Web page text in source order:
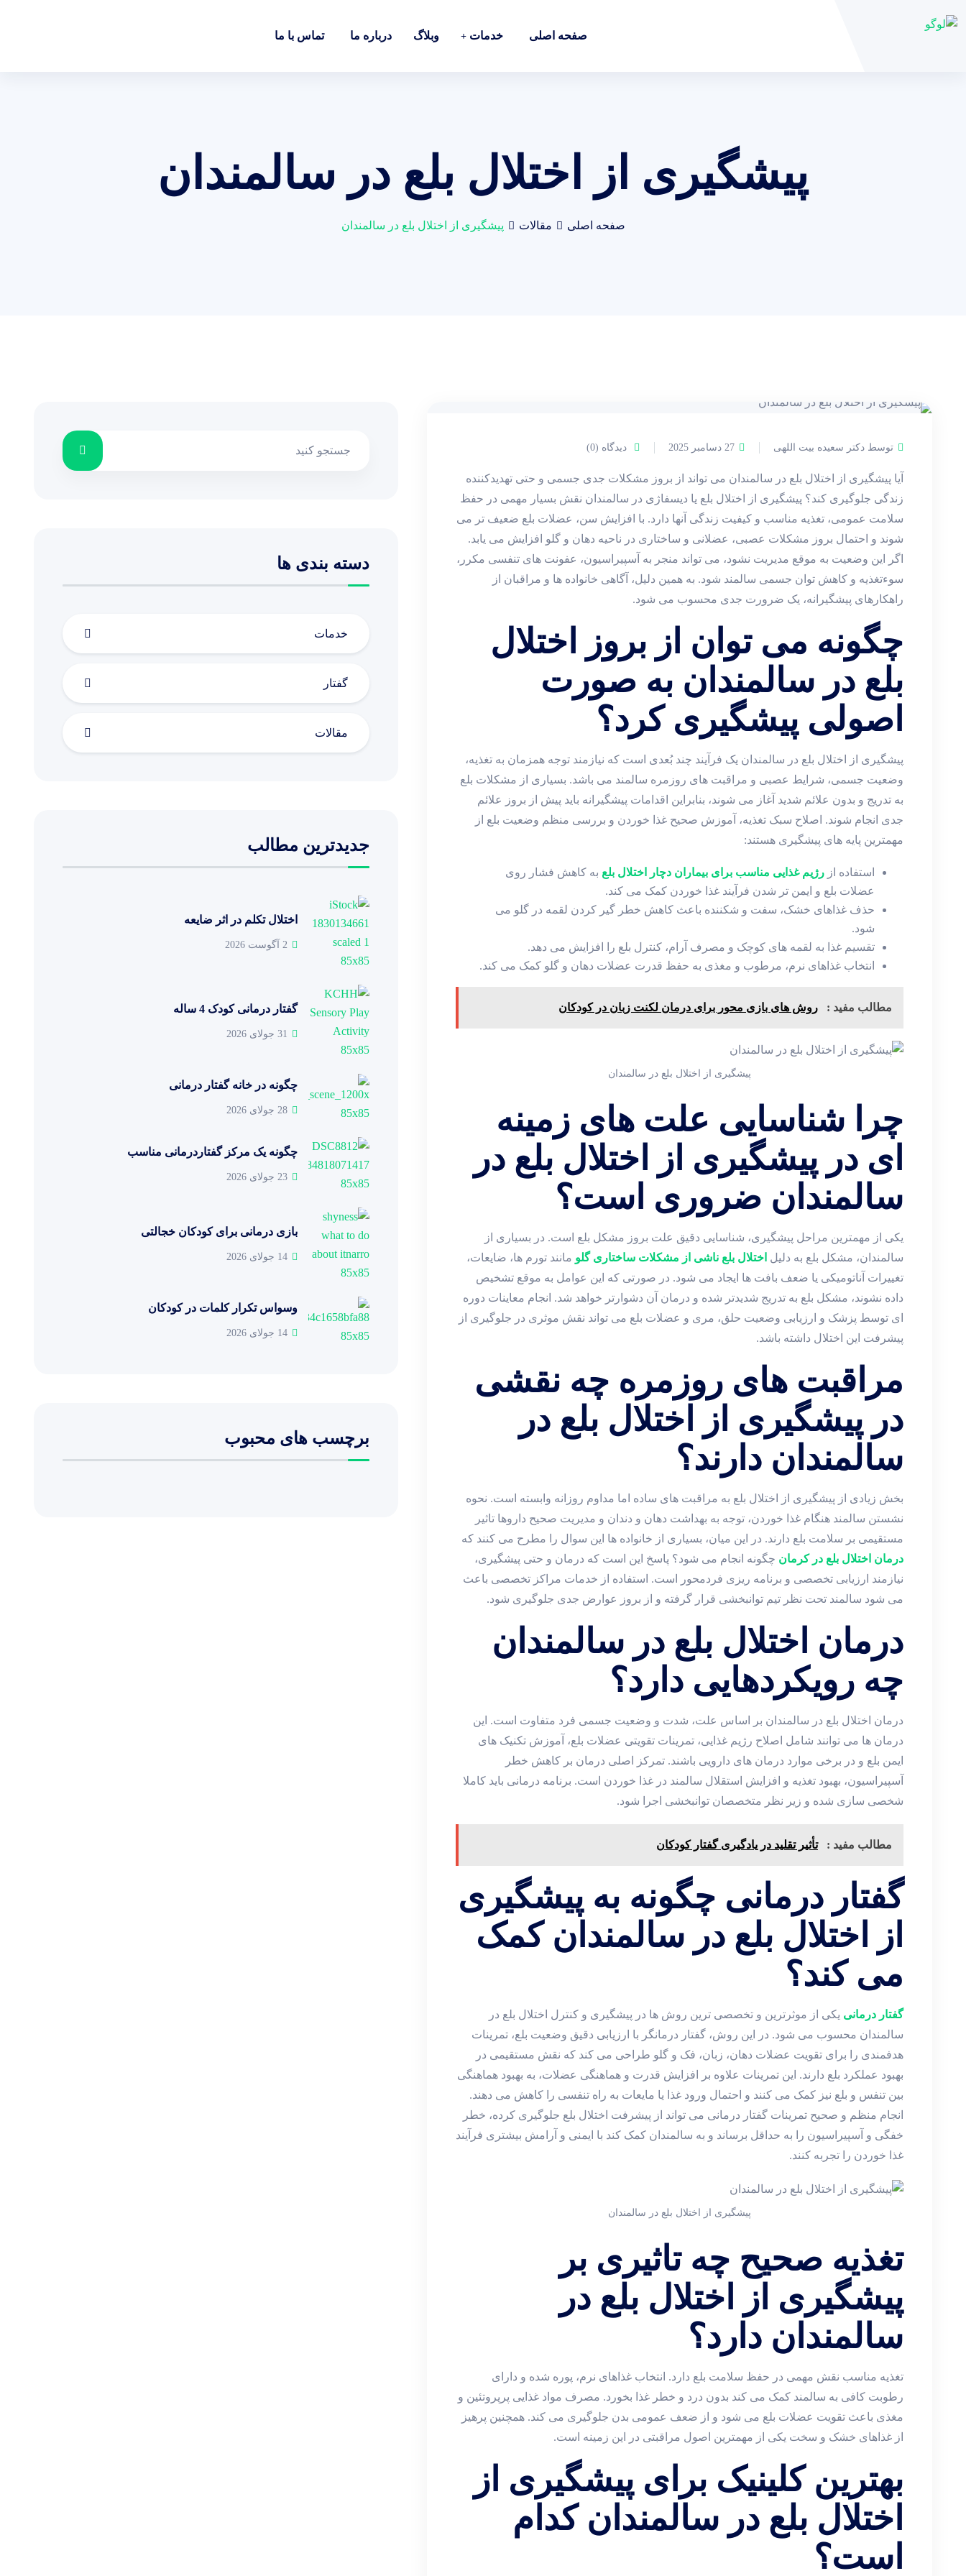
صفحه اصلی خدمات وبلاگ درباره ما تماس با ما
پیشگیری از اختلال بلع در سالمندان
صفحه اصلی مقالات پیشگیری از اختلال بلع در سالمندان
توسط دکتر سعیده بیت اللهی 27 دسامبر 2025 دیدگاه (0)
آیا پیشگیری از اختلال بلع در سالمندان می‌ تواند از بروز مشکلات جدی جسمی و حتی تهدیدکننده
زندگی جلوگیری کند؟ پیشگیری از اختلال بلع یا دیسفاژی در سالمندان نقش بسیار مهمی در حفظ
سلامت عمومی، تغذیه مناسب و کیفیت زندگی آنها دارد. با افزایش سن، عضلات بلع ضعیف ‌تر می
‌شوند و احتمال بروز مشکلات عصبی، عضلانی و ساختاری در ناحیه دهان و گلو افزایش می ‌یابد.
اگر این وضعیت به ‌موقع مدیریت نشود، می ‌تواند منجر به آسپیراسیون، عفونت ‌های تنفسی مکرر،
سوءتغذیه و کاهش توان جسمی سالمند شود. به همین دلیل، آگاهی خانواده‌ ها و مراقبان از
راهکارهای پیشگیرانه، یک ضرورت جدی محسوب می ‌شود.
چگونه می ‌توان از بروز اختلال
بلع در سالمندان به‌ صورت
اصولی پیشگیری کرد؟
پیشگیری از اختلال بلع در سالمندان یک فرآیند چند بُعدی است که نیازمند توجه همزمان به تغذیه،
وضعیت جسمی، شرایط عصبی و مراقبت‌ های روزمره سالمند می ‌باشد. بسیاری از مشکلات بلع
به ‌تدریج و بدون علائم شدید آغاز می ‌شوند، بنابراین اقدامات پیشگیرانه باید پیش از بروز علائم
جدی انجام شوند. اصلاح سبک تغذیه، آموزش صحیح غذا خوردن و بررسی منظم وضعیت بلع از
مهمترین پایه‌ های پیشگیری هستند:
استفاده از رژیم غذایی مناسب برای بیماران دچار اختلال بلع به کاهش فشار روی
عضلات بلع و ایمن ‌تر شدن فرآیند غذا خوردن کمک می ‌کند.
حذف غذاهای خشک، سفت و شکننده باعث کاهش خطر گیر کردن لقمه در گلو می
‌شود.
تقسیم غذا به لقمه ‌های کوچک و مصرف آرام، کنترل بلع را افزایش می ‌دهد.
انتخاب غذاهای نرم، مرطوب و مغذی به حفظ قدرت عضلات دهان و گلو کمک می ‌کند.
مطالب مفید : روش های بازی محور برای درمان لکنت زبان در کودکان
پیشگیری از اختلال بلع در سالمندان
چرا شناسایی علت ‌های زمینه‌
ای در پیشگیری از اختلال بلع در
سالمندان ضروری است؟
یکی از مهمترین مراحل پیشگیری، شناسایی دقیق علت بروز مشکل بلع است. در بسیاری از
سالمندان، مشکل بلع به دلیل اختلال بلع ناشی از مشکلات ساختاری گلو مانند تورم‌ ها، ضایعات،
تغییرات آناتومیکی یا ضعف بافت ‌ها ایجاد می‌ شود. در صورتی که این عوامل به ‌موقع تشخیص
داده نشوند، مشکل بلع به ‌تدریج شدیدتر شده و درمان آن دشوارتر خواهد شد. انجام معاینات دوره
‌ای توسط پزشک و ارزیابی وضعیت حلق، مری و عضلات بلع می ‌تواند نقش موثری در جلوگیری از
پیشرفت این اختلال داشته باشد.
مراقبت‌ های روزمره چه نقشی
در پیشگیری از اختلال بلع در
سالمندان دارند؟
بخش زیادی از پیشگیری از اختلال بلع به مراقبت‌ های ساده اما مداوم روزانه وابسته است. نحوه
نشستن سالمند هنگام غذا خوردن، توجه به بهداشت دهان و دندان و مدیریت صحیح داروها تاثیر
مستقیمی بر سلامت بلع دارند. در این میان، بسیاری از خانواده‌ ها این سوال را مطرح می ‌کنند که
درمان اختلال بلع در کرمان چگونه انجام می ‌شود؟ پاسخ این است که درمان و حتی پیشگیری،
نیازمند ارزیابی تخصصی و برنامه‌ ریزی فردمحور است. استفاده از خدمات مراکز تخصصی باعث
می ‌شود سالمند تحت نظر تیم توانبخشی قرار گرفته و از بروز عوارض جدی جلوگیری شود.
درمان اختلال بلع در سالمندان
چه رویکردهایی دارد؟
درمان اختلال بلع در سالمندان بر اساس علت، شدت و وضعیت جسمی فرد متفاوت است. این
درمان ‌ها می ‌توانند شامل اصلاح رژیم غذایی، تمرینات تقویتی عضلات بلع، آموزش تکنیک‌ های
ایمن بلع و در برخی موارد درمان‌ های دارویی باشند. تمرکز اصلی درمان بر کاهش خطر
آسپیراسیون، بهبود تغذیه و افزایش استقلال سالمند در غذا خوردن است. برنامه درمانی باید کاملا
شخصی‌ سازی شده و زیر نظر متخصصان توانبخشی اجرا شود.
مطالب مفید : تأثیر تقلید در یادگیری گفتار کودکان
گفتار درمانی چگونه به پیشگیری
از اختلال بلع در سالمندان کمک
می ‌کند؟
گفتار درمانی یکی از موثرترین و تخصصی ‌ترین روش‌ ها در پیشگیری و کنترل اختلال بلع در
سالمندان محسوب می ‌شود. در این روش، گفتار درمانگر با ارزیابی دقیق وضعیت بلع، تمرینات
هدفمندی را برای تقویت عضلات دهان، زبان، فک و گلو طراحی می‌ کند که نقش مستقیمی در
بهبود عملکرد بلع دارند. این تمرینات علاوه بر افزایش قدرت و هماهنگی عضلات، به بهبود هماهنگی
بین تنفس و بلع نیز کمک می ‌کنند و احتمال ورود غذا یا مایعات به راه تنفسی را کاهش می‌ دهند.
انجام منظم و صحیح تمرینات گفتار درمانی می‌ تواند از پیشرفت اختلال بلع جلوگیری کرده، خطر
خفگی و آسپیراسیون را به حداقل برساند و به سالمندان کمک کند با ایمنی و آرامش بیشتری فرآیند
غذا خوردن را تجربه کنند.
پیشگیری از اختلال بلع در سالمندان
تغذیه صحیح چه تاثیری بر
پیشگیری از اختلال بلع در
سالمندان دارد؟
تغذیه مناسب نقش مهمی در حفظ سلامت بلع دارد. انتخاب غذاهای نرم، پوره‌ شده و دارای
رطوبت کافی به سالمند کمک می ‌کند بدون درد و خطر غذا بخورد. مصرف مواد غذایی پرپروتئین و
مغذی باعث تقویت عضلات بلع می ‌شود و از ضعف عمومی بدن جلوگیری می‌ کند. همچنین پرهیز
از غذاهای خشک و سخت یکی از مهمترین اصول مراقبتی در این زمینه است.
بهترین کلینیک برای پیشگیری از
اختلال بلع در سالمندان کدام
است؟
دسته بندی ها
خدمات
گفتار
مقالات
جدیدترین مطالب
اختلال تکلم در اثر ضایعه
2 آگوست 2026
گفتار درمانی کودک 4 ساله
31 جولای 2026
چگونه در خانه گفتار درمانی
28 جولای 2026
چگونه یک مرکز گفتاردرمانی مناسب
23 جولای 2026
بازی درمانی برای کودکان خجالتی
14 جولای 2026
وسواس تکرار کلمات در کودکان
14 جولای 2026
برچسب های محبوب